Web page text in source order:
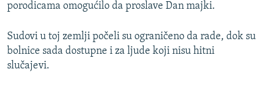
porodicama omogućilo da proslave Dan majki.
Sudovi u toj zemlji počeli su ograničeno da rade, dok su
bolnice sada dostupne i za ljude koji nisu hitni
slučajevi.